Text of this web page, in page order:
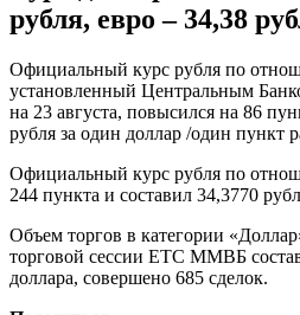
рубля, евро – 34,38
Официальный курс рубля по
установленный Центральным
на 23 августа, повысился на 86
рубля за один доллар /один пункт
Официальный курс рубля по
244 пункта и составил 34,3770
Объем торгов в категории
торговой сессии ЕТС ММВБ
доллара, совершено 685 сделок.